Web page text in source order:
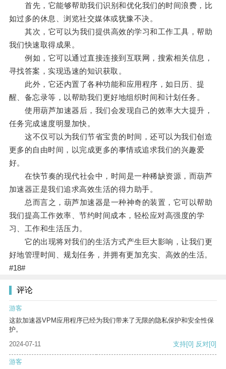
首先，它能够帮助我们识别和优化我们的时间浪费，比
如过多的休息、浏览社交媒体或犹豫不决。
其次，它可以为我们提供高效的学习和工作工具，帮助
我们快速取得成果。
例如，它可以通过直接连接到互联网，搜索相关信息，
寻找答案，实现迅速的知识获取。
此外，它还内置了各种功能和应用程序，如日历、提
醒、备忘录等，以帮助我们更好地组织时间和计划任务。
使用葫芦加速器后，我们会发现自己的效率大大提升，
任务完成速度明显加快。
这不仅可以为我们节省宝贵的时间，还可以为我们创造
更多的自由时间，以完成更多的事情或追求我们的兴趣爱
好。
在快节奏的现代社会中，时间是一种稀缺资源，而葫芦
加速器正是我们追求高效生活的得力助手。
总而言之，葫芦加速器是一种神奇的装置，它可以帮助
我们提高工作效率、节约时间成本，轻松应对高强度的学
习、工作和生活压力。
它的出现将对我们的生活方式产生巨大影响，让我们更
好地管理时间、规划任务，并拥有更加充实、高效的生活。
#18#
评论
游客
这款加速器VPM应用程序已经为我们带来了无限的隐私保护和安全性保
护。
2024-07-11
支持[0] 反对[0]
游客